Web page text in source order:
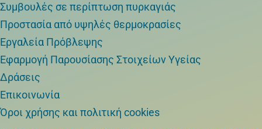
Συμβουλές σε περίπτωση πυρκαγιάς
Προστασία από υψηλές θερμοκρασίες
Εργαλεία Πρόβλεψης
Εφαρμογή Παρουσίασης Στοιχείων Υγείας
Δράσεις
Επικοινωνία
Όροι χρήσης και πολιτική cookies